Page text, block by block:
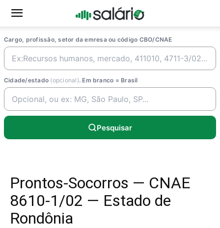
Cargo, profissão, setor da emresa ou código CBO/CNAE
Cidade/estado (opcional). Em branco = Brasil
Pesquisar
Prontos-Socorros — CNAE
8610-1/02 — Estado de
Rondônia